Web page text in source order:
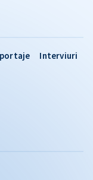
Interviuri